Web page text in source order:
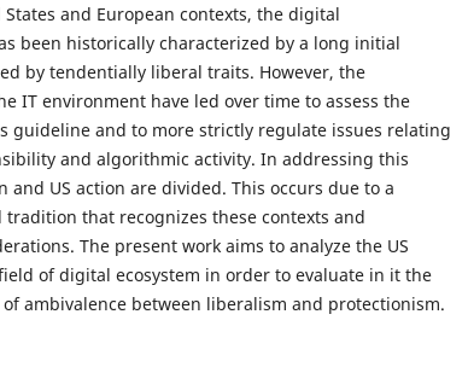
and European contexts, the digital
been historically characterized by a long initial
by tendentially liberal traits. However, the
IT environment have led over time to assess the
guideline and to more strictly regulate issues relating
and algorithmic activity. In addressing this
and US action are divided. This occurs due to a
that recognizes these contexts and
The present work aims to analyze the US
of digital ecosystem in order to evaluate in it the
ambivalence between liberalism and protectionism.